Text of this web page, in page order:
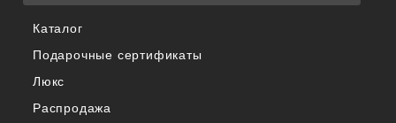
Каталог
Подарочные сертификаты
Люкс
Распродажа